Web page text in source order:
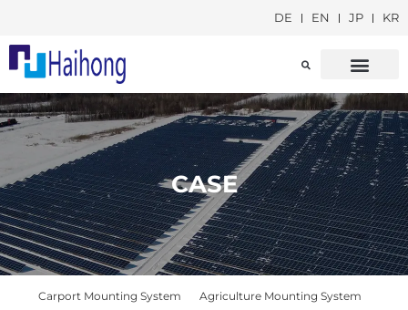
DE EN JP KR
CASE
Carport Mounting System Agriculture Mounting System